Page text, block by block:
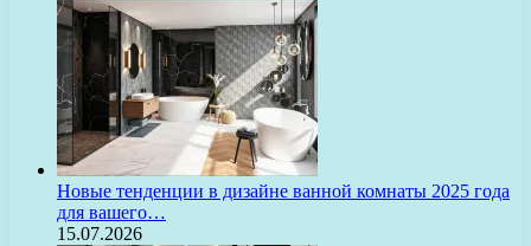
Новые тенденции в дизайне ванной комнаты 2025 года
для вашего…
15.07.2026